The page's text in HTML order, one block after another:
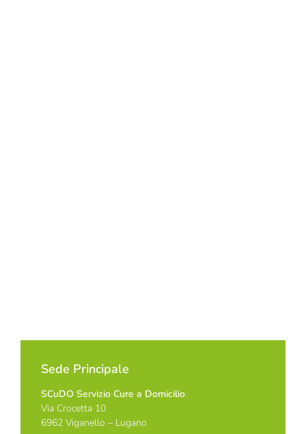
Sede Principale
SCuDO Servizio Cure a Domicilio
Via Crocetta 10
6962 Viganello – Lugano